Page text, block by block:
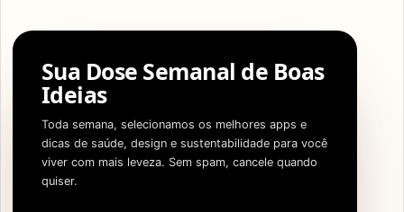
Sua Dose Semanal de Boas
Ideias
Toda semana, selecionamos os melhores apps e
dicas de saúde, design e sustentabilidade para você
viver com mais leveza. Sem spam, cancele quando
quiser.